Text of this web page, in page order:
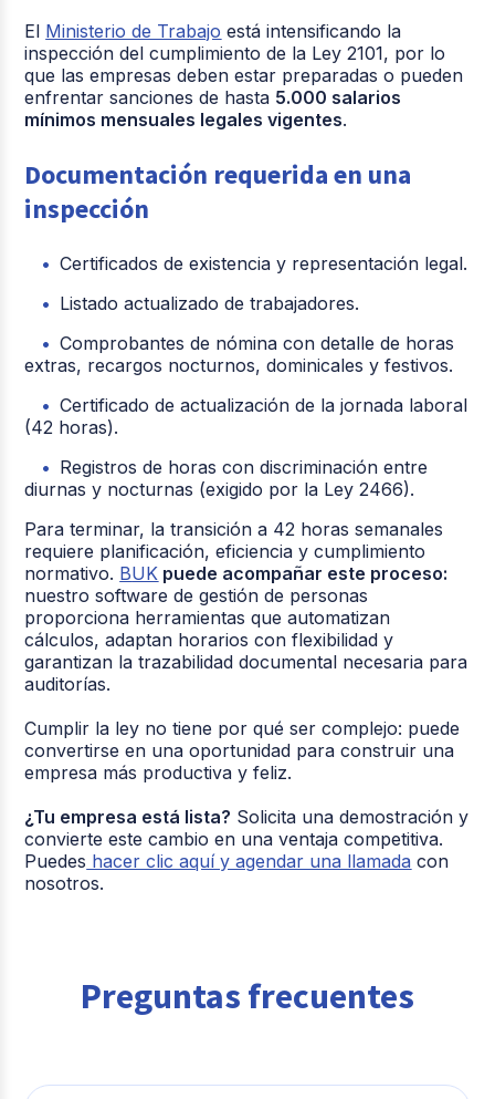
El Ministerio de Trabajo está intensificando la
inspección del cumplimiento de la Ley 2101, por lo
que las empresas deben estar preparadas o pueden
enfrentar sanciones de hasta 5.000 salarios
mínimos mensuales legales vigentes.
Documentación requerida en una
inspección
Certificados de existencia y representación legal.
Listado actualizado de trabajadores.
Comprobantes de nómina con detalle de horas
extras, recargos nocturnos, dominicales y festivos.
Certificado de actualización de la jornada laboral
(42 horas).
Registros de horas con discriminación entre
diurnas y nocturnas (exigido por la Ley 2466).
Para terminar, la transición a 42 horas semanales
requiere planificación, eficiencia y cumplimiento
normativo. BUK puede acompañar este proceso:
nuestro software de gestión de personas
proporciona herramientas que automatizan
cálculos, adaptan horarios con flexibilidad y
garantizan la trazabilidad documental necesaria para
auditorías.
Cumplir la ley no tiene por qué ser complejo: puede
convertirse en una oportunidad para construir una
empresa más productiva y feliz.
¿Tu empresa está lista? Solicita una demostración y
convierte este cambio en una ventaja competitiva.
Puedes hacer clic aquí y agendar una llamada con
nosotros.
Preguntas frecuentes